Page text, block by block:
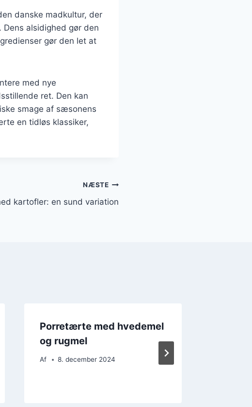
danske madkultur, der
alsidighed gør den
gør den let at
med nye
ret. Den kan
smage af sæsonens
en tidløs klassiker,
NÆSTE
kartofler: en sund variation
Porretærte med hvedemel
og rugmel
Af 8. december 2024